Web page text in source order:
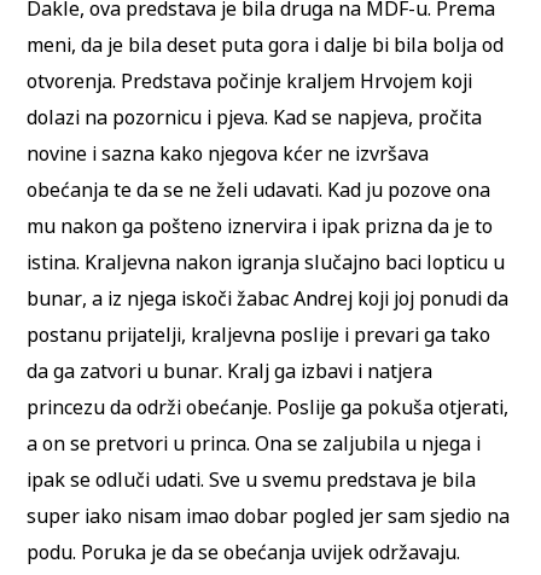
Dakle, ova predstava je bila druga na MDF-u. Prema
meni, da je bila deset puta gora i dalje bi bila bolja od
otvorenja. Predstava počinje kraljem Hrvojem koji
dolazi na pozornicu i pjeva. Kad se napjeva, pročita
novine i sazna kako njegova kćer ne izvršava
obećanja te da se ne želi udavati. Kad ju pozove ona
mu nakon ga pošteno iznervira i ipak prizna da je to
istina. Kraljevna nakon igranja slučajno baci lopticu u
bunar, a iz njega iskoči žabac Andrej koji joj ponudi da
postanu prijatelji, kraljevna poslije i prevari ga tako
da ga zatvori u bunar. Kralj ga izbavi i natjera
princezu da održi obećanje. Poslije ga pokuša otjerati,
a on se pretvori u princa. Ona se zaljubila u njega i
ipak se odluči udati. Sve u svemu predstava je bila
super iako nisam imao dobar pogled jer sam sjedio na
podu. Poruka je da se obećanja uvijek održavaju.